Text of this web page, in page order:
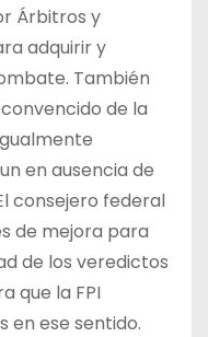
Árbitros y
adquirir y
También
de la
en ausencia de
consejero federal
de mejora para
de los veredictos
que la FPI
en ese sentido.